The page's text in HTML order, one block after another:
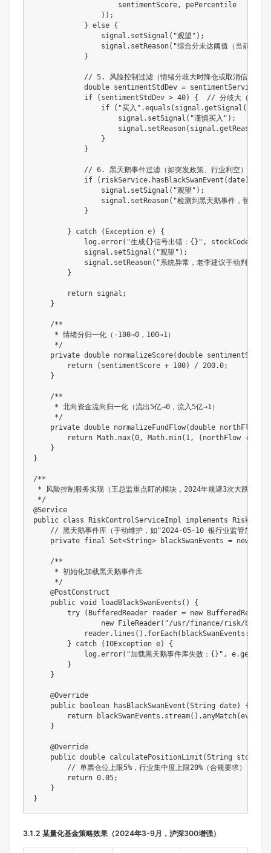
                    sentimentScore
,
pePercentile
) ) ;
} else {
                signal
. setSignal ( "观望" ) ;
                signal
. setReason( "综合分未达阈值（当前"
}
// 5. 风险控制过滤（情绪分歧大时降仓或取消信号）
double sentimentStdDev = sentimentService
if
( sentimentStdDev > 40) {
// 分歧大（标准差
if
( "买入" .equals ( signal .getSignal (
                    signal
. setSignal ( "谨慎买入" ) ;
                    signal
. setReason( signal .getReason
}
}
// 6. 黑天鹅事件过滤（如突发政策、行业利空）
if
( riskService. hasBlackSwanEvent (date)
                signal
. setSignal ( "观望" ) ;
                signal
. setReason( "检测到黑天鹅事件，暂停交
}
} catch ( Exception e)
{
            log
.error( "生成{}信号出错：{}" , stockCode
            signal
. setSignal ( "观望" ) ;
            signal
. setReason( "系统异常，老李建议手动判断"
}
return signal ;
}
/**
     * 情绪分归一化（-100→0，100→1）
     */
private double normalizeScore(double sentimentScore
return
( sentimentScore + 100) / 200.0;
}
/**
     * 北向资金流向归一化（流出5亿→0，流入5亿→1）
     */
private double normalizeFundFlow(double northFlow
return Math.max(0, Math.min( 1, ( northFlow +
}
}
/**
* 风险控制服务实现（王总监重点盯的模块，2024年规避3次大跌）
*/
@Service
public class RiskControlServiceImpl implements
// 黑天鹅事件库（手动维护，如"2024-05-10 银行业监管加强"）
private final Set<String> blackSwanEvents = new
/**
     * 初始化加载黑天鹅事件库
     */
@PostConstruct
public void loadBlackSwanEvents ( )
{
try
( BufferedReader reader = new BufferedReader
new
FileReader( "/usr/finance/risk/
            reader
. lines ( ) . forEach( blackSwanEvents ::
}
catch ( IOException e)
{
            log
.error( "加载黑天鹅事件库失败：{}" , e.
}
}
@Override
public
boolean hasBlackSwanEvent (String date)
{
return blackSwanEvents . stream( ) .anyMatch(event
}
@Override
public double calculatePositionLimit (String
// 单票仓位上限5%，行业集中度上限20%（合规要求）
return 0.05;
}
}
3.1.2 某量化基金策略效果（2024年3-9月，沪深300增强）